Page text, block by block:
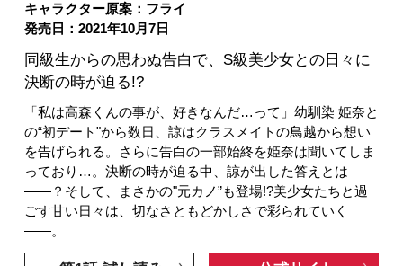
キャラクター原案：フライ
発売日：2021年10月7日
同級生からの思わぬ告白で、S級美少女との日々に
決断の時が迫る!?
「私は高森くんの事が、好きなんだ…って」幼馴染 姫奈と
の“初デート"から数日、諒はクラスメイトの鳥越から想い
を告げられる。さらに告白の一部始終を姫奈は聞いてしま
っており…。決断の時が迫る中、諒が出した答えとは
――？そして、まさかの"元カノ”も登場!?美少女たちと過
ごす甘い日々は、切なさともどかしさで彩られていく
――。